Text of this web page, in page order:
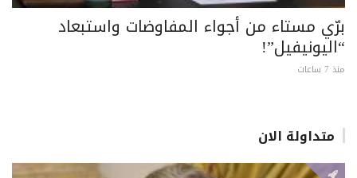
برّي مستاء من أجواء المفاوضات واستبعاد
“اليونيفيل”!
منذ 7 ساعات
متداولة الان